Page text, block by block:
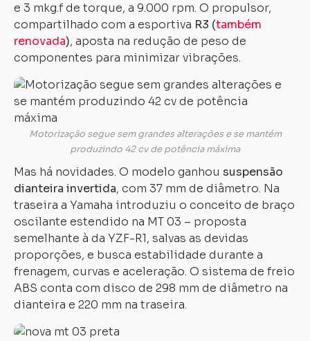
e 3 mkg.f de torque, a 9.000 rpm. O propulsor,
compartilhado com a esportiva R3 (também
renovada), aposta na redução de peso de
componentes para minimizar vibrações.
Motorização segue sem grandes alterações e se mantém
produzindo 42 cv de potência máxima
Mas há novidades. O modelo ganhou suspensão
dianteira invertida, com 37 mm de diâmetro. Na
traseira a Yamaha introduziu o conceito de braço
oscilante estendido na MT 03 – proposta
semelhante à da YZF-R1, salvas as devidas
proporções, e busca estabilidade durante a
frenagem, curvas e aceleração. O sistema de freio
ABS conta com disco de 298 mm de diâmetro na
dianteira e 220 mm na traseira.